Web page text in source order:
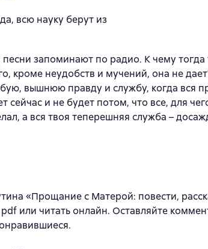
всю науку берут из
песни запоминают по радио. К чему тогда
кроме неудобств и мучений, она не
вышнюю правду и службу, когда вся
сейчас и не будет потом, что все, для
а вся твоя теперешняя служба –
«Прощание с Матерой: повести,
или читать онлайн. Оставляйте